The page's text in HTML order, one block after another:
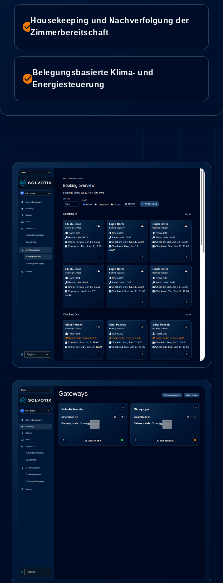
check_circle
Housekeeping und Nachverfolgung der
Zimmerbereitschaft
check_circle
Belegungsbasierte Klima- und
Energiesteuerung